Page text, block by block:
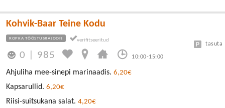
Kohvik-Baar Teine Kodu
ROPKA TÖÖSTUSRAJOON
0 985 10:00-15:00
tasuta
Ahjuliha mee-sinepi marinaadis. 6,20€
Kapsarullid. 6,20€
Riisi-suitsukana salat. 4,20€